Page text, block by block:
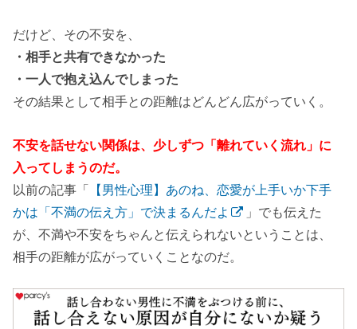
だけど、その不安を、
・相手と共有できなかった
・一人で抱え込んでしまった
その結果として相手との距離はどんどん広がっていく。
不安を話せない関係は、少しずつ「離れていく流れ」に
入ってしまうのだ。
以前の記事「 【男性心理】あのね、恋愛が上手いか下手
かは「不満の伝え方」で決まるんだよ
」でも伝えた
が、不満や不安をちゃんと伝えられないということは、
相手の距離が広がっていくことなのだ。